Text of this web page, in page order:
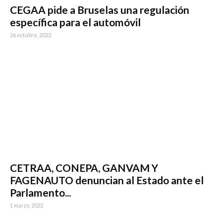
CEGAA pide a Bruselas una regulación
específica para el automóvil
26 octubre, 2022
CETRAA, CONEPA, GANVAM Y
FAGENAUTO denuncian al Estado ante el
Parlamento...
1 marzo, 2022